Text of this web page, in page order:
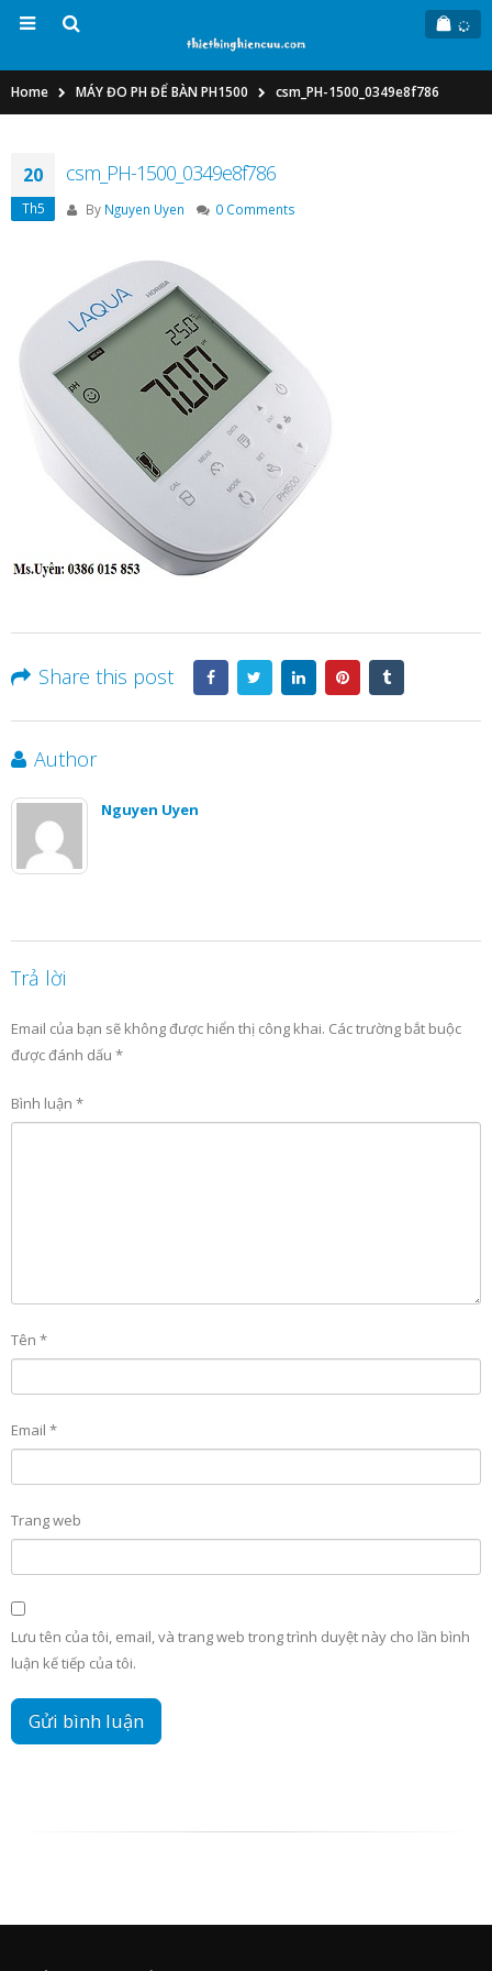
Home MÁY ĐO PH ĐỂ BÀN PH1500 csm_PH-1500_0349e8f786
20
Th5
csm_PH-1500_0349e8f786
By Nguyen Uyen 0 Comments
Share this post
Author
Nguyen Uyen
Trả lời
Email của bạn sẽ không được hiển thị công khai. Các trường bắt buộc
được đánh dấu *
Bình luận *
Tên *
Email *
Trang web
Lưu tên của tôi, email, và trang web trong trình duyệt này cho lần bình
luận kế tiếp của tôi.